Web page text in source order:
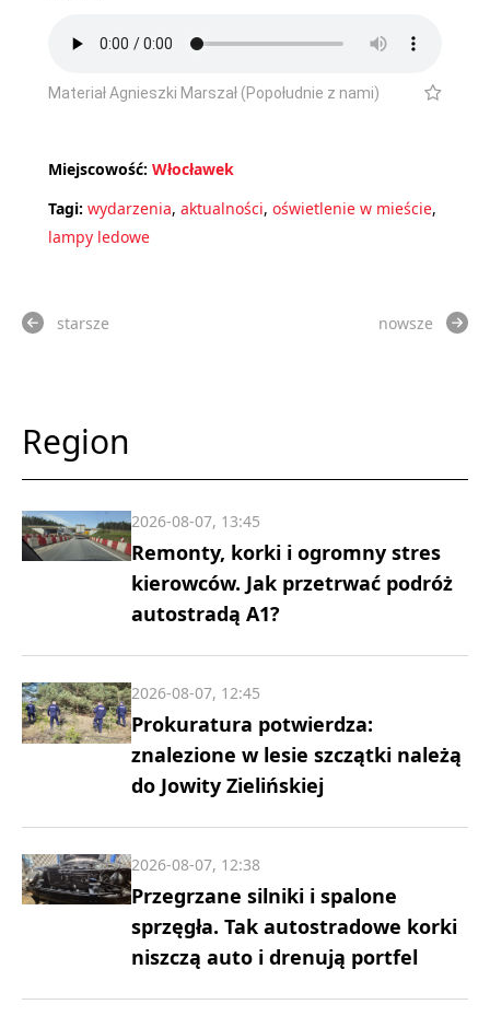
Materiał Agnieszki Marszał (Popołudnie z nami)
Miejscowość: Włocławek
Tagi: wydarzenia, aktualności, oświetlenie w mieście,
lampy ledowe
starsze nowsze
Region
Remonty, korki i ogromny stres
kierowców. Jak przetrwać podróż
autostradą A1?
2026-08-07, 13:45
Prokuratura potwierdza:
znalezione w lesie szczątki należą
do Jowity Zielińskiej
2026-08-07, 12:45
Przegrzane silniki i spalone
sprzęgła. Tak autostradowe korki
niszczą auto i drenują portfel
2026-08-07, 12:38